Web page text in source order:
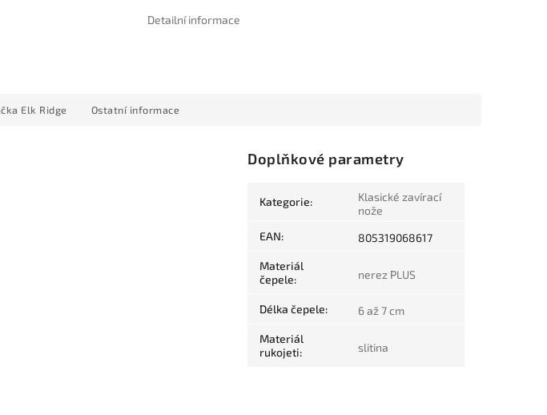
Detailní informace
Elk Ridge Ostatní informace
Doplňkové parametry
Kategorie:
Klasické zavírací
nože
EAN: 805319068617
Materiál
čepele: nerez PLUS
Délka čepele: 6 až 7 cm
Materiál
rukojeti: slitina